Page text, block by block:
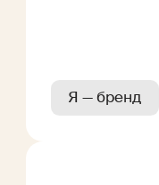
Я — бренд